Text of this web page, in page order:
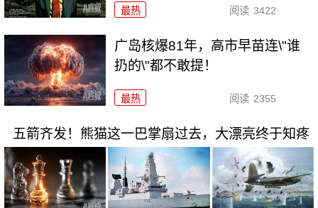
最热 阅读 3422
广岛核爆81年，高市早苗连\"谁
扔的\"都不敢提！
最热 阅读 2355
五箭齐发！熊猫这一巴掌扇过去，大漂亮终于知疼